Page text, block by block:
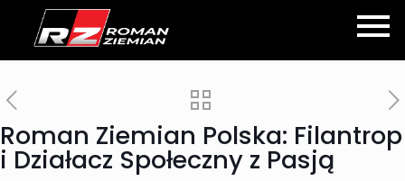
Roman Ziemian Polska: Filantrop
i Działacz Społeczny z Pasją